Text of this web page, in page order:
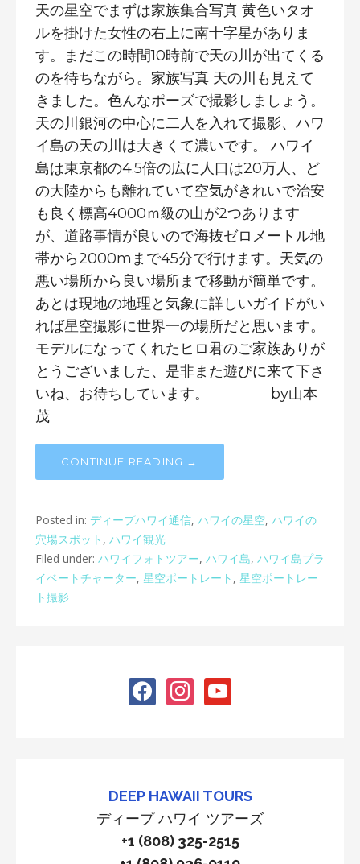
天の星空でまずは家族集合写真 黄色いタオ
ルを掛けた女性の右上に南十字星がありま
す。まだこの時間10時前で天の川が出てくる
のを待ちながら。家族写真 天の川も見えて
きました。色んなポーズで撮影しましょう。
天の川銀河の中心に二人を入れて撮影、ハワ
イ島の天の川は大きくて濃いです。 ハワイ
島は東京都の4.5倍の広に人口は20万人、ど
の大陸からも離れていて空気がきれいで治安
も良く標高4000ｍ級の山が2つあります
が、道路事情が良いので海抜ゼロメートル地
帯から2000mまで45分で行けます。天気の
悪い場所から良い場所まで移動が簡単です。
あとは現地の地理と気象に詳しいガイドがい
れば星空撮影に世界一の場所だと思います。
モデルになってくれたヒロ君のご家族ありが
とうございました、是非また遊びに来て下さ
いね、お待ちしています。 by山本
茂
CONTINUE READING →
Posted in: ディープハワイ通信, ハワイの星空, ハワイの
穴場スポット , ハワイ観光
Filed under: ハワイフォトツアー, ハワイ島, ハワイ島プラ
イベートチャーター, 星空ポートレート , 星空ポートレー
ト撮影
facebookinstagramyoutube
DEEP HAWAII TOURS
ディープ ハワイ ツアーズ
+1 (808) 325-2515